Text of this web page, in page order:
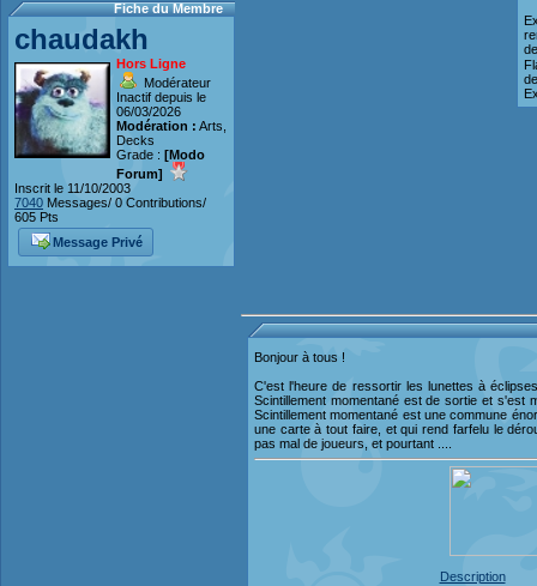
Fiche du Membre
chaudakh
Hors Ligne
Modérateur
Inactif depuis le
06/03/2026
Modération : Arts,
Decks
Grade : [Modo
Forum]
Inscrit le 11/10/2003
7040 Messages/ 0 Contributions/
605 Pts
Message Privé
Bonjour à tous !
C'est l'heure de ressortir les lunettes à
Scintillement momentané est de sortie et s'est
Scintillement momentané est une commune
une carte à tout faire, et qui rend farfelu le
pas mal de joueurs, et pourtant ....
Description